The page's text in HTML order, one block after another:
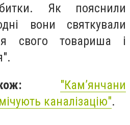
Як пояснили
вони святкували
свого товариша і
"Кам’янчани
каналізацію".